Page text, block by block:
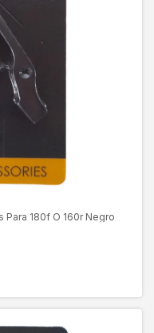
180f O 160r Negro